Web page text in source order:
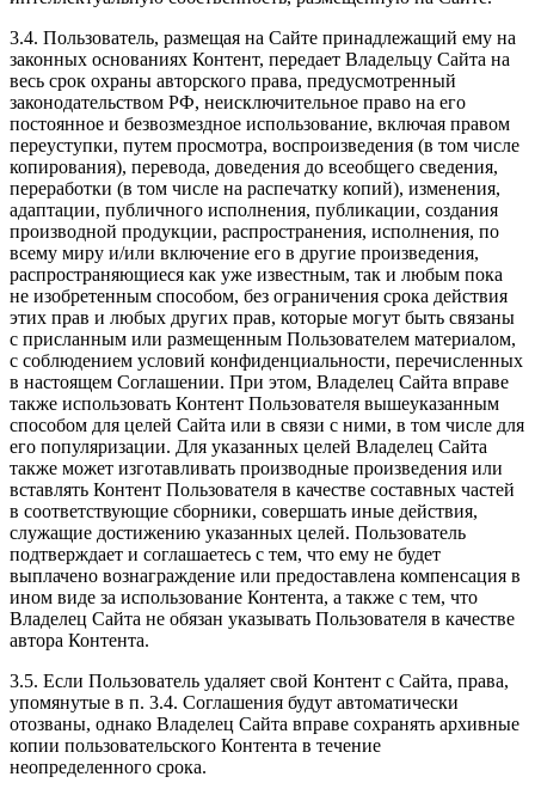
3.4. Пользователь, размещая на Сайте принадлежащий ему на
законных основаниях Контент, передает Владельцу Сайта на
весь срок охраны авторского права, предусмотренный
законодательством РФ, неисключительное право на его
постоянное и безвозмездное использование, включая правом
переуступки, путем просмотра, воспроизведения (в том числе
копирования), перевода, доведения до всеобщего сведения,
переработки (в том числе на распечатку копий), изменения,
адаптации, публичного исполнения, публикации, создания
производной продукции, распространения, исполнения, по
всему миру и/или включение его в другие произведения,
распространяющиеся как уже известным, так и любым пока
не изобретенным способом, без ограничения срока действия
этих прав и любых других прав, которые могут быть связаны
с присланным или размещенным Пользователем материалом,
с соблюдением условий конфиденциальности, перечисленных
в настоящем Соглашении. При этом, Владелец Сайта вправе
также использовать Контент Пользователя вышеуказанным
способом для целей Сайта или в связи с ними, в том числе для
его популяризации. Для указанных целей Владелец Сайта
также может изготавливать производные произведения или
вставлять Контент Пользователя в качестве составных частей
в соответствующие сборники, совершать иные действия,
служащие достижению указанных целей. Пользователь
подтверждает и соглашаетесь с тем, что ему не будет
выплачено вознаграждение или предоставлена компенсация в
ином виде за использование Контента, а также с тем, что
Владелец Сайта не обязан указывать Пользователя в качестве
автора Контента.
3.5. Если Пользователь удаляет свой Контент с Сайта, права,
упомянутые в п. 3.4. Соглашения будут автоматически
отозваны, однако Владелец Сайта вправе сохранять архивные
копии пользовательского Контента в течение
неопределенного срока.